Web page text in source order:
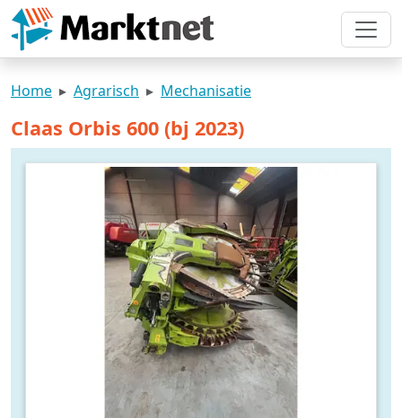
Home Agrarisch Mechanisatie
Claas Orbis 600 (bj 2023)